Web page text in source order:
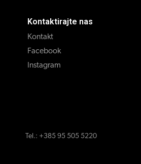
Kontaktirajte nas
Kontakt
Facebook
Instagram
Tel.: +385 95 505 5220